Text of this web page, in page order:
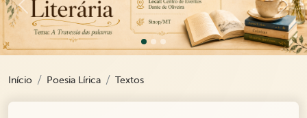
Previous
Início Poesia Lírica Textos